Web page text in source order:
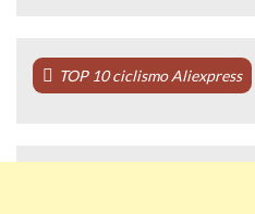
TOP 10 ciclismo Aliexpress